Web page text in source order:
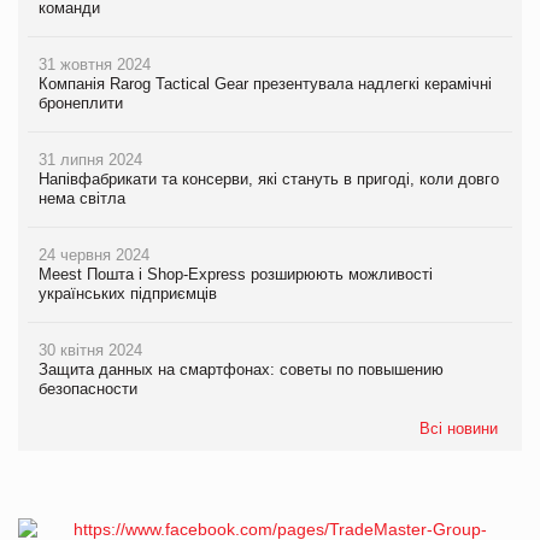
команди
31 жовтня 2024
Компанія Rarog Tactical Gear презентувала надлегкі керамічні
бронеплити
31 липня 2024
Напівфабрикати та консерви, які стануть в пригоді, коли довго
нема світла
24 червня 2024
Meest Пошта і Shop-Express розширюють можливості
українських підприємців
30 квітня 2024
Защита данных на смартфонах: советы по повышению
безопасности
Всі новини